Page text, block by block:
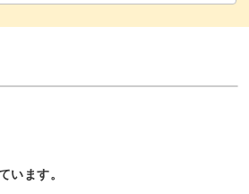
います。